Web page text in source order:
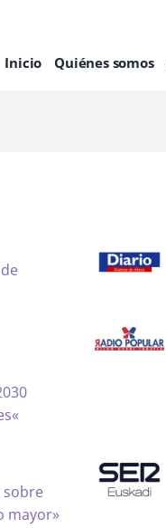
Inicio Quiénes somos
sobre
mayor»